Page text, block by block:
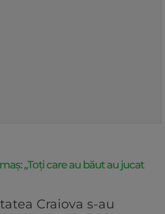
„Toți care au băut au jucat
Craiova s-au